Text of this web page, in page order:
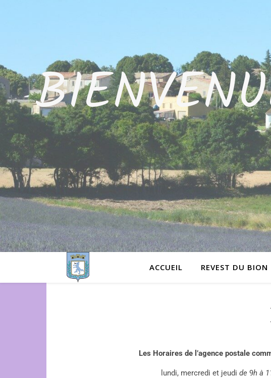
ACCUEIL REVEST DU BION
Les Horaires de l’agence postale
lundi, mercredi et jeudi de 9h à